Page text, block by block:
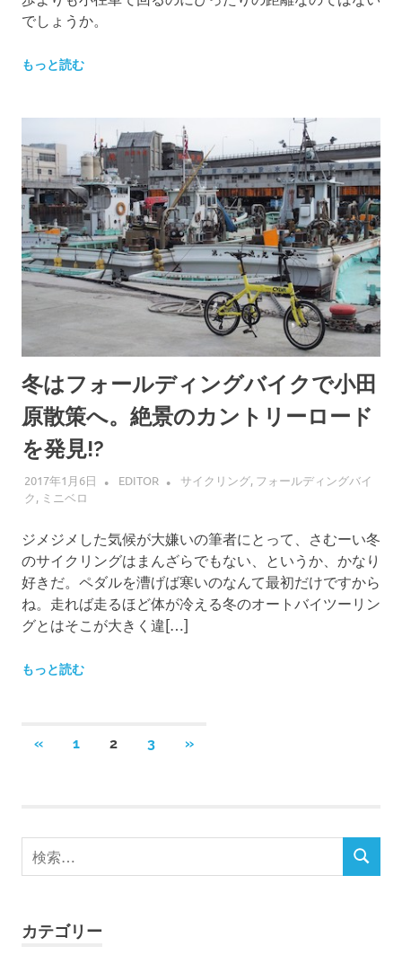
でしょうか。
もっと読む
冬はフォールディングバイクで小田
原散策へ。絶景のカントリーロード
を発見!?
2017年1月6日 EDITOR サイクリング, フォールディングバイ
ク, ミニベロ
ジメジメした気候が大嫌いの筆者にとって、さむーい冬
のサイクリングはまんざらでもない、というか、かなり
好きだ。ペダルを漕げば寒いのなんて最初だけですから
ね。走れば走るほど体が冷える冬のオートバイツーリン
グとはそこが大きく違[…]
もっと読む
投
ペ
ジ
«前
1 2 3
次
»
検
索
検
カテゴリー